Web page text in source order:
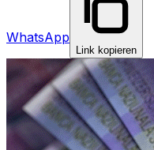
WhatsApp
Link kopieren